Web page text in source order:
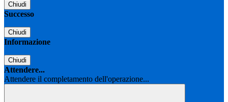
Chiudi
Successo
Chiudi
Informazione
Chiudi
Attendere...
Attendere il completamento dell'operazione...